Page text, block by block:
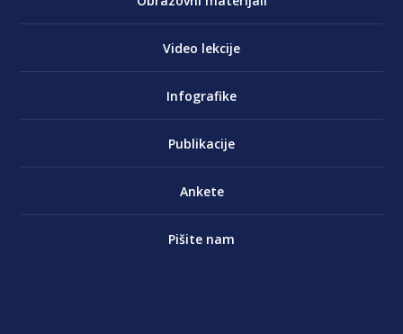
Video lekcije
Infografike
Publikacije
Ankete
Pišite nam